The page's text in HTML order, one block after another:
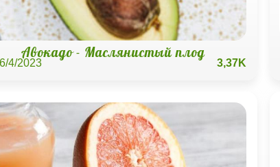
Авокадо - Маслянистый плод
4/2023 3,37K